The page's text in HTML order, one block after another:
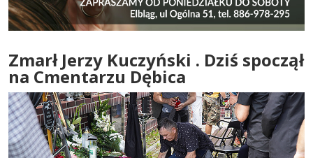
Zmarł Jerzy Kuczyński . Dziś spoczął
na Cmentarzu Dębica